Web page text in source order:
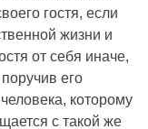
гостя, если
жизни и
от себя иначе,
его
которому
с такой же